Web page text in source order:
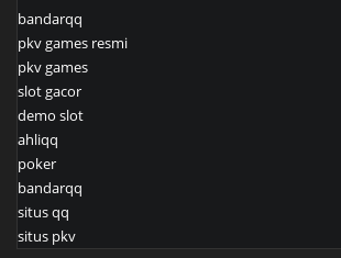
bandarqq
pkv games resmi
pkv games
slot gacor
demo slot
ahliqq
poker
bandarqq
situs qq
situs pkv